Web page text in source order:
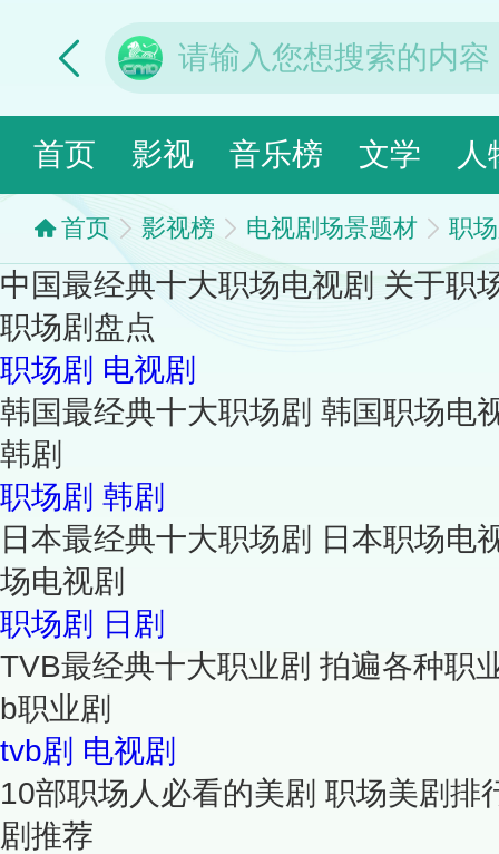
首页 影视 音乐榜 文学 人
首页 影视榜 电视剧场景题材 职
中国最经典十大职场电视剧 关于职
职场剧盘点
职场剧 电视剧
韩国最经典十大职场剧 韩国职场电
韩剧
职场剧 韩剧
日本最经典十大职场剧 日本职场电
场电视剧
职场剧
日剧
TVB最经典十大职业剧 拍遍各种职
b职业剧
tvb剧 电视剧
10部职场人必看的美剧 职场美剧排
剧推荐